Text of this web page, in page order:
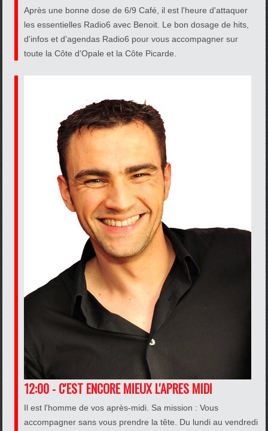
Après une bonne dose de 6/9 Café, il est l'heure d'attaquer
les essentielles Radio6 avec Benoit. Le bon dosage de hits,
d'infos et d'agendas Radio6 pour vous accompagner sur
toute la Côte d'Opale et la Côte Picarde.
12:00 - C'EST ENCORE MIEUX L'APRES MIDI
Il est l'homme de vos après-midi. Sa mission : Vous
accompagner sans vous prendre la tête. Du lundi au vendredi